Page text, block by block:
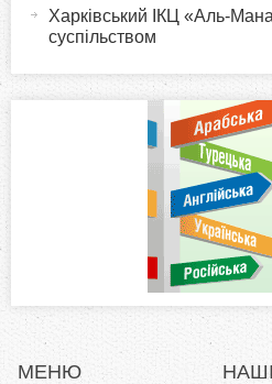
)
Харківський ІКЦ «Аль-
суспільством
МЕНЮ